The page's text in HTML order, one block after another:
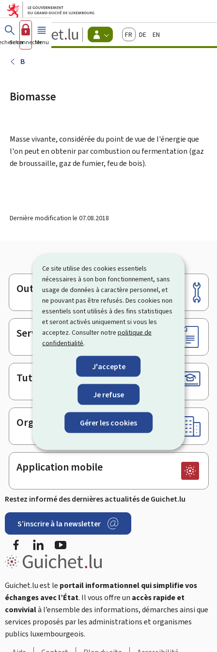
Ce site utilise des cookies essentiels
nécessaires à son bon fonctionnement, sans
usage de données à caractère personnel, et
ne pouvant pas être refusés. Des cookies non
essentiels sont utilisés à des fins statistiques
et seront activés uniquement si vous les
acceptez. Consulter notrepolitique de
confidentialité.
J'accepte
Je refuse
Gérer les cookies
Aller au menu principal
Aller au contenu
Guichet.lu
Changer
d'espace
FrançaisDeutschEnglish
Se connecterMenu principal
B
Biomasse
Masse vivante, considérée du point de vue de l'énergie que
l'on peut en obtenir par combustion ou fermentation (gaz
de broussaille, gaz de fumier, feu de bois).
Dernière modification le 07.08.2018
Pied
de
page
Outils
Services en ligne & Formulaires
Tutoriels
Organismes
Application mobile
Restez informé des dernières actualités de Guichet.lu
S’inscrire à la newsletter
FacebookLinkedIn
Guichet.lu est le portail informationnel qui simplifie vos
échanges avec l’État. Il vous offre un accès rapide et
convivialà l’ensemble des informations, démarches ainsi que
services proposés par les administrations et organismes
publics luxembourgeois.